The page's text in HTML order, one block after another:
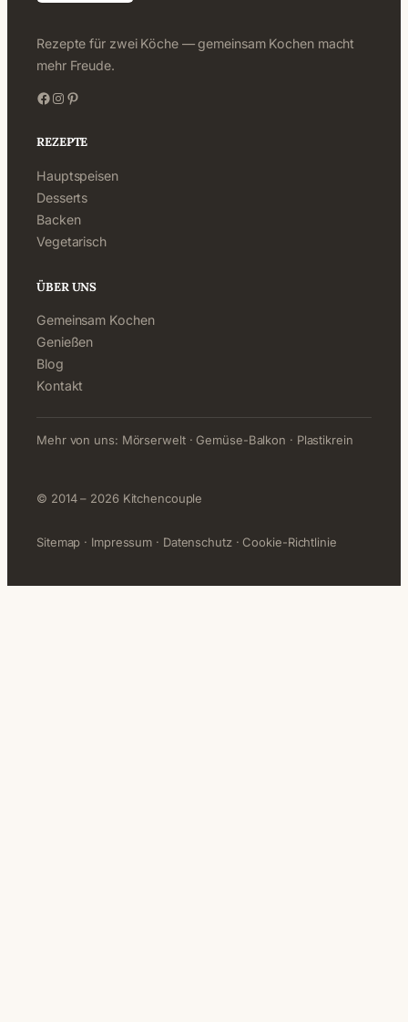
Rezepte für zwei Köche — gemeinsam Kochen macht
mehr Freude.
Facebook Instagram Pinterest
REZEPTE
Hauptspeisen
Desserts
Backen
Vegetarisch
ÜBER UNS
Gemeinsam Kochen
Genießen
Blog
Kontakt
Mehr von uns: Mörserwelt· Gemüse-Balkon · Plastikrein
© 2014 – 2026 Kitchencouple
Sitemap · Impressum · Datenschutz· Cookie-Richtlinie